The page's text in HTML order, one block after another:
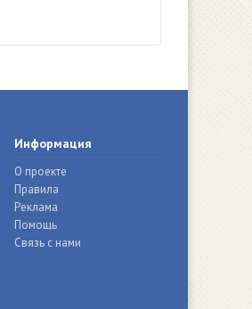
Информация
О проекте
Правила
Реклама
Помощь
Связь с нами